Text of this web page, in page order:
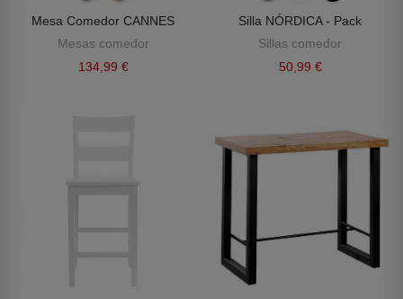
Mesa Comedor CANNES
Mesas comedor
134,99 €
Silla NÓRDICA - Pack
Sillas comedor
50,99 €